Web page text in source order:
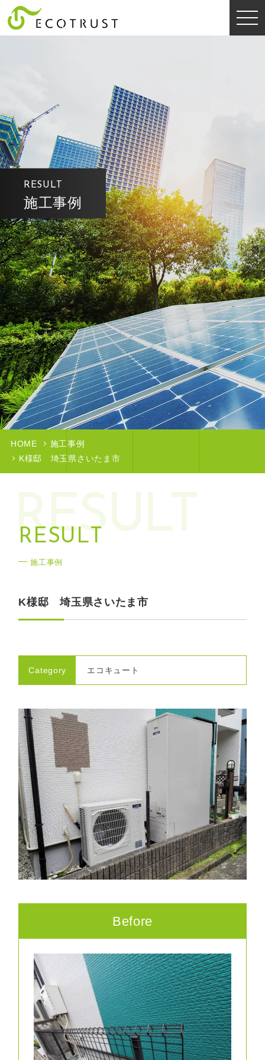
RESULT
施工事例
HOME
施工事例
K様邸 埼玉県さいたま市
RESU L T
施工事例
RESULT
K様邸 埼玉県さいたま市
Category エコキュート
Before